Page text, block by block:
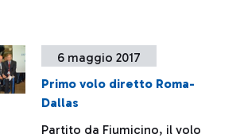
6 maggio 2017
Primo volo diretto Roma-
Dallas
Partito da Fiumicino, il volo